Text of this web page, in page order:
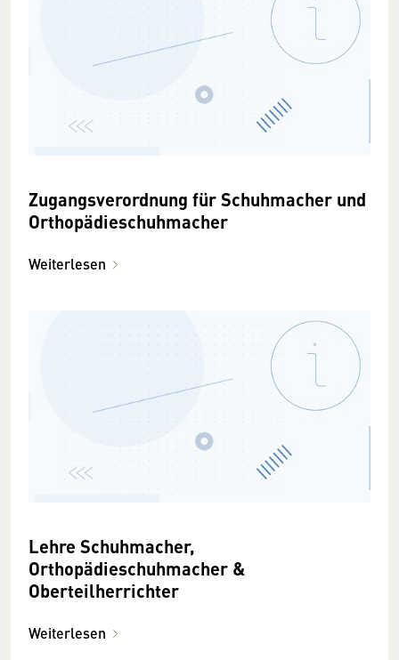
Zugangsverordnung für Schuhmacher und
Orthopädieschuhmacher
Weiterlesen
Lehre Schuhmacher,
Orthopädieschuhmacher &
Oberteilherrichter
Weiterlesen